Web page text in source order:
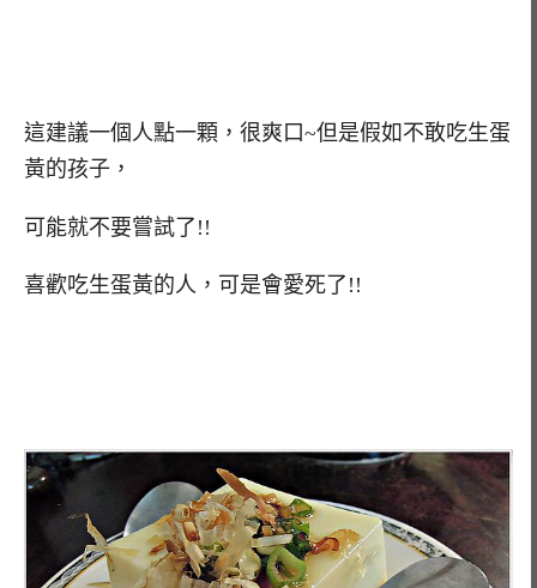
這建議一個人點一顆，很爽口~但是假如不敢吃生蛋
黃的孩子，
可能就不要嘗試了!!
喜歡吃生蛋黃的人，可是會愛死了!!